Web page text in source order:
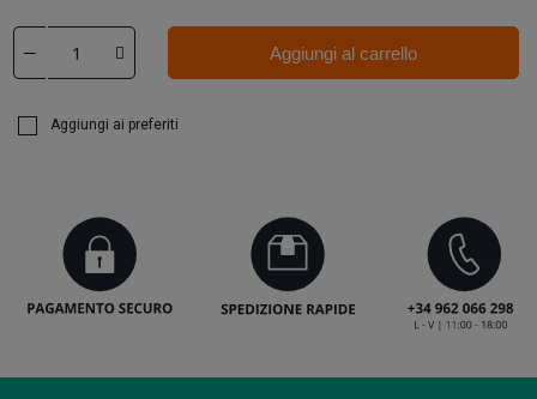
Aggiungi al carrello
Aggiungi ai preferiti